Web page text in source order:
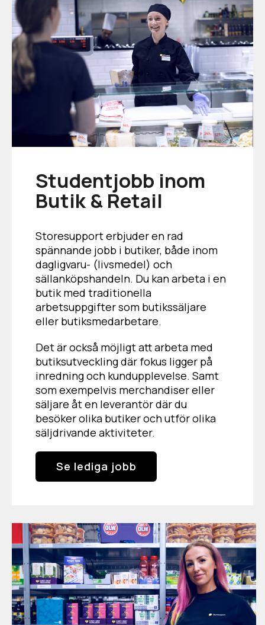
Studentjobb inom
Butik & Retail
Storesupport erbjuder en rad
spännande jobb i butiker, både inom
dagligvaru- (livsmedel) och
sällanköpshandeln. Du kan arbeta i en
butik med traditionella
arbetsuppgifter som butikssäljare
eller butiksmedarbetare.
Det är också möjligt att arbeta med
butiksutveckling där fokus ligger på
inredning och kundupplevelse. Samt
som exempelvis merchandiser eller
säljare åt en leverantör där du
besöker olika butiker och utför olika
säljdrivande aktiviteter.
Se lediga jobb